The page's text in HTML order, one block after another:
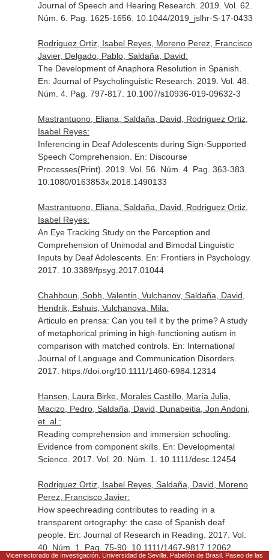
Journal of Speech and Hearing Research . 2019. Vol. 62.
Núm. 6. Pag. 1625-1656. 10.1044/2019_jslhr-S-17-0433
Rodriguez Ortiz, Isabel Reyes, Moreno Perez, Francisco
Javier, Delgado, Pablo, Saldaña, David:
The Development of Anaphora Resolution in Spanish.
En: Journal of Psycholinguistic Research . 2019. Vol. 48.
Núm. 4. Pag. 797-817. 10.1007/s10936-019-09632-3
Mastrantuono, Eliana, Saldaña, David, Rodriguez Ortiz,
Isabel Reyes:
Inferencing in Deaf Adolescents during Sign-Supported
Speech Comprehension. En: Discourse
Processes(Print) . 2019. Vol. 56. Núm. 4. Pag. 363-383.
10.1080/0163853x.2018.1490133
Mastrantuono, Eliana, Saldaña, David, Rodriguez Ortiz,
Isabel Reyes:
An Eye Tracking Study on the Perception and
Comprehension of Unimodal and Bimodal Linguistic
Inputs by Deaf Adolescents. En: Frontiers in Psychology.
2017. 10.3389/fpsyg.2017.01044
Chahboun, Sobh, Valentin, Vulchanov, Saldaña, David,
Hendrik, Eshuis, Vulchanova, Mila:
Articulo en prensa: Can you tell it by the prime? A study
of metaphorical priming in high-functioning autism in
comparison with matched controls. En: International
Journal of Language and Communication Disorders.
2017. https://doi.org/10.1111/1460-6984.12314
Hansen, Laura Birke, Morales Castillo, María Julia,
Macizo, Pedro, Saldaña, David, Dunabeitia, Jon Andoni,
et. al.:
Reading comprehension and immersion schooling:
Evidence from component skills. En: Developmental
Science. 2017. Vol. 20. Núm. 1. 10.1111/desc.12454
Rodriguez Ortiz, Isabel Reyes, Saldaña, David, Moreno
Perez, Francisco Javier:
How speechreading contributes to reading in a
transparent ortography: the case of Spanish deaf
people. En: Journal of Research in Reading . 2017. Vol.
40. Núm. 1. Pag. 75-90. 10.1111/1467-9817.12062
Vicerrectorado de Investigación. Universidad de Sevilla. Pabellón de Brasil. Paseo de las